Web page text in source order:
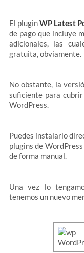
El pluginWP Latest
de pago que incluye
adicionales, las
gratuita, obviamente.
No obstante, la
suficiente para
WordPress.
Puedes instalarlo
plugins de
de forma manual.
Una vez lo
tenemos un nuevo